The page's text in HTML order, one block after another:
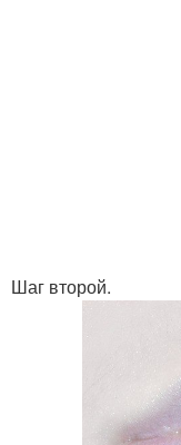
Шаг второй.